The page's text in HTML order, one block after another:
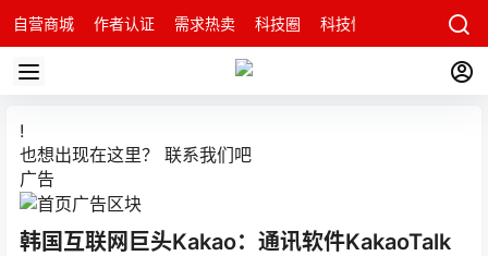
自营商城 作者认证 需求热卖 科技圈 科技快讯 智能科技问
!
也想出现在这里？ 联系我们吧
广告
韩国互联网巨头Kakao：通讯软件KakaoTalk